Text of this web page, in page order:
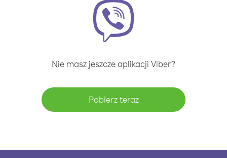
Nie masz jeszcze aplikacji Viber?
Pobierz teraz